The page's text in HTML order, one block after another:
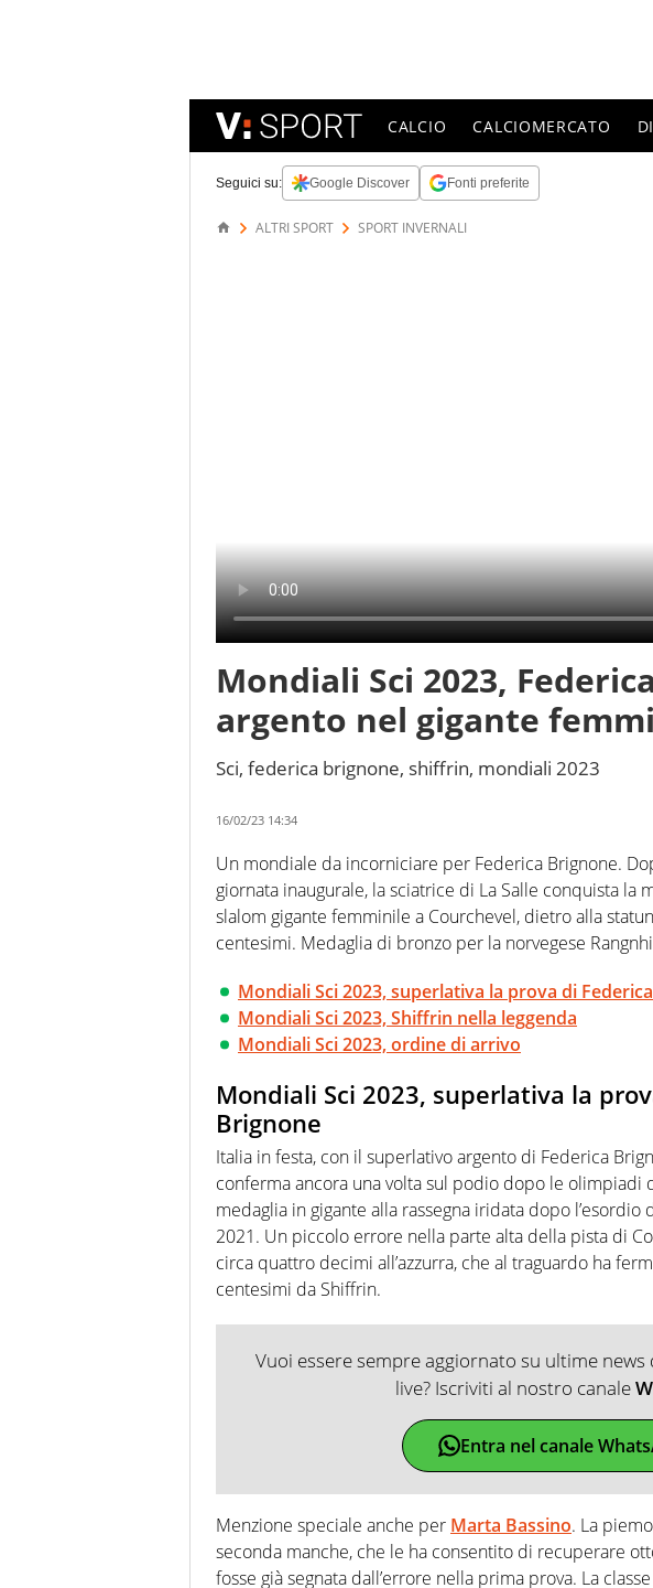
CALCIO CALCIOMERCATO
Seguici su: Google Discover Fonti preferite
ALTRI SPORT SPORT INVERNALI
Mondiali Sci 2023,
argento nel gigante
Sci, federica brignone, shiffrin, mondiali 2023
16/02/23 14:34
Un mondiale da incorniciare per Federica Brignone.
giornata inaugurale, la sciatrice di La Salle conquista la
slalom gigante femminile a Courchevel, dietro alla
centesimi. Medaglia di bronzo per la norvegese
Mondiali Sci 2023, superlativa la prova di
Mondiali Sci 2023, Shiffrin nella leggenda
Mondiali Sci 2023, ordine di arrivo
Mondiali Sci 2023, superlativa la
Brignone
Italia in festa, con il superlativo argento di Federica
conferma ancora una volta sul podio dopo le olimpiadi
medaglia in gigante alla rassegna iridata dopo
2021. Un piccolo errore nella parte alta della pista di
circa quattro decimi all’azzurra, che al traguardo ha
centesimi da Shiffrin.
Vuoi essere sempre aggiornato su ultime
live? Iscriviti al nostro canale
Entra nel canale
Menzione speciale anche per Marta Bassino. La
seconda manche, che le ha consentito di recuperare
fosse già segnata dall’errore nella prima prova. La